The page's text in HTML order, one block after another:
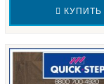
КУПИТЬ